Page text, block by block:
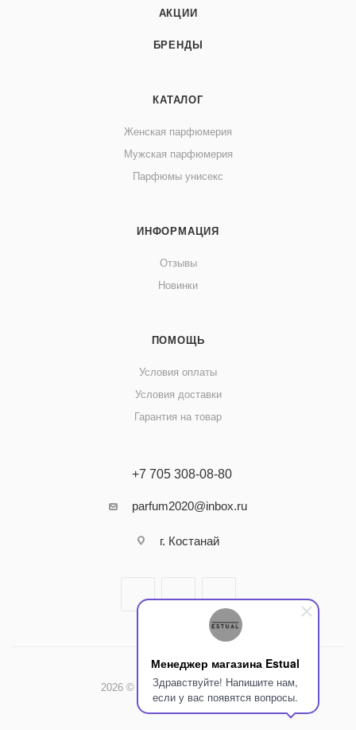
Менеджер магазина Estual
Здравствуйте! Напишите нам,
если у вас появятся вопросы.
АКЦИИ
БРЕНДЫ
КАТАЛОГ
Женская парфюмерия
Мужская парфюмерия
Парфюмы унисекс
ИНФОРМАЦИЯ
Отзывы
Новинки
ПОМОЩЬ
Условия оплаты
Условия доставки
Гарантия на товар
+7 705 308-08-80
parfum2020@inbox.ru
г. Костанай
2026 © Интернет-магазин Estual